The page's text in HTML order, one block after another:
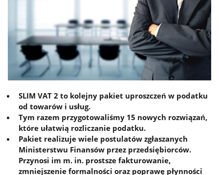
SLIM VAT 2 to kolejny pakiet uproszczeńw podatku
od towarów i usług.
Tym razem przygotowaliśmy 15 nowych rozwiązań,
które ułatwią rozliczanie podatku.
Pakiet realizuje wiele postulatów zgłaszanych
Ministerstwu Finansów przez przedsiębiorców.
Przynosi im m. in. prostsze fakturowanie,
zmniejszenie formalności oraz poprawę płynności